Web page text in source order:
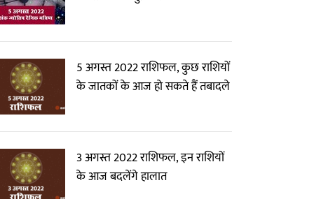
5 अगस्त 2022 राशिफल, कुछ राशियों
के जातकों के आज हो सकते हैं तबादले
3 अगस्त 2022 राशिफल, इन राशियों
के आज बदलेंगे हालात